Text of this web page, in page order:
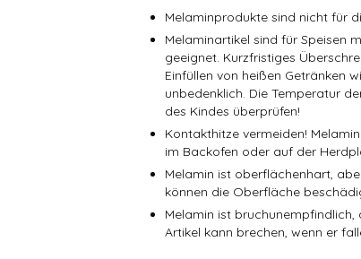
Melaminprodukte sind nicht für
Melaminartikel sind für Speisen
geeignet. Kurzfristiges
Einfüllen von heißen Getränken
unbedenklich. Die Temperatur
des Kindes überprüfen!
Kontakthitze vermeiden!
im Backofen oder auf der
Melamin ist oberflächenhart,
können die Oberfläche
Melamin ist
Artikel kann brechen, wenn er